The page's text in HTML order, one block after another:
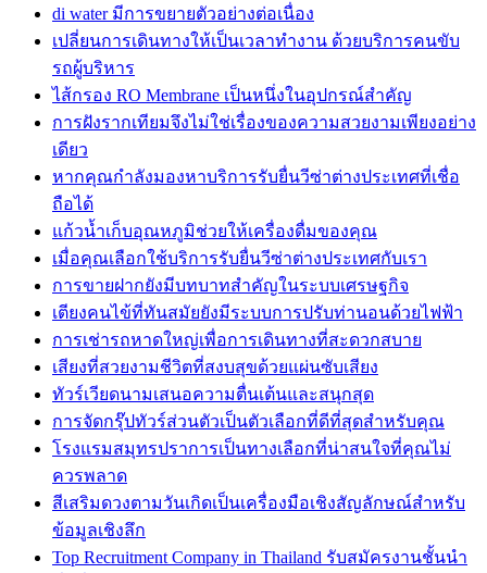
di water มีการขยายตัวอย่างต่อเนื่อง
เปลี่ยนการเดินทางให้เป็นเวลาทำงาน ด้วยบริการคนขับ
รถผู้บริหาร
ไส้กรอง RO Membrane เป็นหนึ่งในอุปกรณ์สำคัญ
การฝังรากเทียมจึงไม่ใช่เรื่องของความสวยงามเพียงอย่าง
เดียว
หากคุณกำลังมองหาบริการรับยื่นวีซ่าต่างประเทศที่เชื่อ
ถือได้
แก้วน้ำเก็บอุณหภูมิช่วยให้เครื่องดื่มของคุณ
เมื่อคุณเลือกใช้บริการรับยื่นวีซ่าต่างประเทศกับเรา
การขายฝากยังมีบทบาทสำคัญในระบบเศรษฐกิจ
เตียงคนไข้ที่ทันสมัยยังมีระบบการปรับท่านอนด้วยไฟฟ้า
การเช่ารถหาดใหญ่เพื่อการเดินทางที่สะดวกสบาย
เสียงที่สวยงามชีวิตที่สงบสุขด้วยแผ่นซับเสียง
ทัวร์เวียดนามเสนอความตื่นเต้นและสนุกสุด
การจัดกรุ๊ปทัวร์ส่วนตัวเป็นตัวเลือกที่ดีที่สุดสำหรับคุณ
โรงแรมสมุทรปราการเป็นทางเลือกที่น่าสนใจที่คุณไม่
ควรพลาด
สีเสริมดวงตามวันเกิดเป็นเครื่องมือเชิงสัญลักษณ์สำหรับ
ข้อมูลเชิงลึก
Top Recruitment Company in Thailand รับสมัครงานชั้นนำ